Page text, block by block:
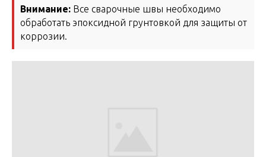
Внимание: Все сварочные швы необходимо
обработать эпоксидной грунтовкой для защиты от
коррозии.